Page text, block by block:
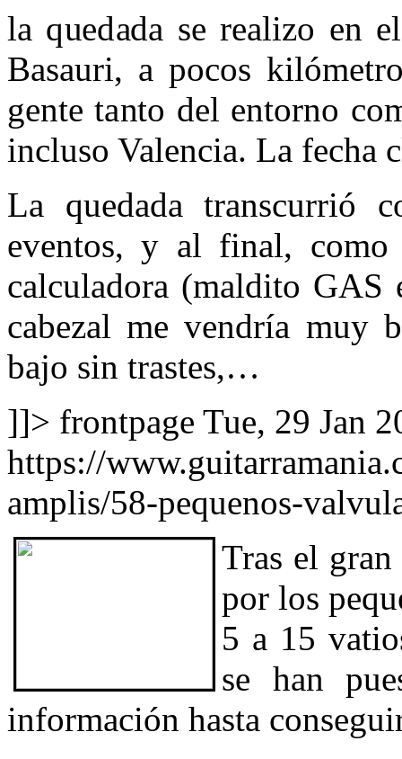
la quedada se realizo en
Basauri, a pocos
gente tanto del entorno
incluso Valencia. La fecha
La quedada transcurrió
eventos, y al final, como
calculadora (maldito GAS
cabezal me vendría muy
bajo sin trastes,…
]]> frontpage Tue, 29 Jan
https://
amplis/58-pequenos-
Tras el gran
por los
5 a 15
se han
información hasta